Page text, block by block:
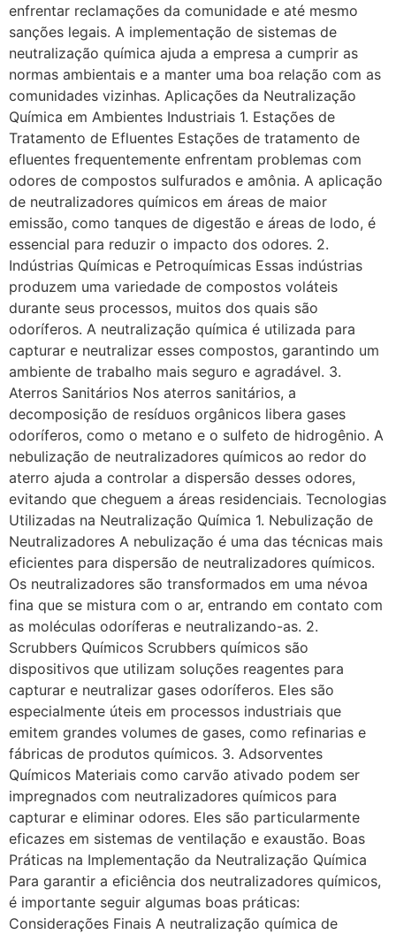
enfrentar reclamações da comunidade e até mesmo
sanções legais. A implementação de sistemas de
neutralização química ajuda a empresa a cumprir as
normas ambientais e a manter uma boa relação com as
comunidades vizinhas. Aplicações da Neutralização
Química em Ambientes Industriais 1. Estações de
Tratamento de Efluentes Estações de tratamento de
efluentes frequentemente enfrentam problemas com
odores de compostos sulfurados e amônia. A aplicação
de neutralizadores químicos em áreas de maior
emissão, como tanques de digestão e áreas de lodo, é
essencial para reduzir o impacto dos odores. 2.
Indústrias Químicas e Petroquímicas Essas indústrias
produzem uma variedade de compostos voláteis
durante seus processos, muitos dos quais são
odoríferos. A neutralização química é utilizada para
capturar e neutralizar esses compostos, garantindo um
ambiente de trabalho mais seguro e agradável. 3.
Aterros Sanitários Nos aterros sanitários, a
decomposição de resíduos orgânicos libera gases
odoríferos, como o metano e o sulfeto de hidrogênio. A
nebulização de neutralizadores químicos ao redor do
aterro ajuda a controlar a dispersão desses odores,
evitando que cheguem a áreas residenciais. Tecnologias
Utilizadas na Neutralização Química 1. Nebulização de
Neutralizadores A nebulização é uma das técnicas mais
eficientes para dispersão de neutralizadores químicos.
Os neutralizadores são transformados em uma névoa
fina que se mistura com o ar, entrando em contato com
as moléculas odoríferas e neutralizando-as. 2.
Scrubbers Químicos Scrubbers químicos são
dispositivos que utilizam soluções reagentes para
capturar e neutralizar gases odoríferos. Eles são
especialmente úteis em processos industriais que
emitem grandes volumes de gases, como refinarias e
fábricas de produtos químicos. 3. Adsorventes
Químicos Materiais como carvão ativado podem ser
impregnados com neutralizadores químicos para
capturar e eliminar odores. Eles são particularmente
eficazes em sistemas de ventilação e exaustão. Boas
Práticas na Implementação da Neutralização Química
Para garantir a eficiência dos neutralizadores químicos,
é importante seguir algumas boas práticas:
Considerações Finais A neutralização química de